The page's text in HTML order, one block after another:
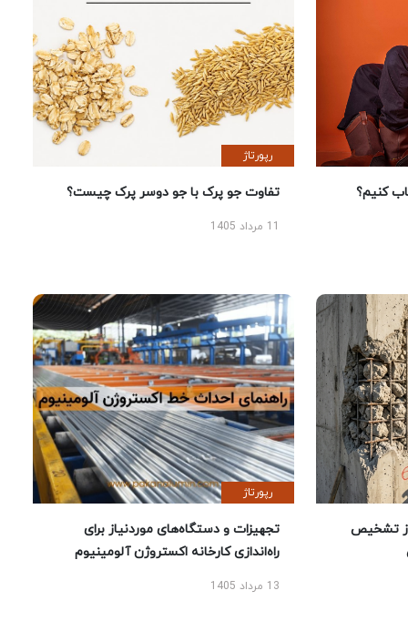
کنیم؟
رپورتاژ
تفاوت جو پرک با جو دوسر پرک چیست؟
تشخیص
رپورتاژ
تجهیزات و دستگاه‌های موردنیاز برای
راه‌اندازی کارخانه اکستروژن آلومینیوم
13 مرداد 1405